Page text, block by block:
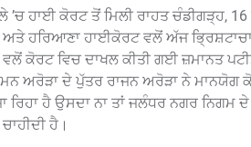
ਹਾਈ ਕੋਰਟ ਤੋਂ ਮਿਲੀ ਰਾਹਤ ਚੰਡੀਗੜ੍ਹ,
ਹਰਿਆਣਾ ਹਾਈਕੋਰਟ ਵਲੋਂ ਅੱਜ
ਕੋਰਟ ਵਿਚ ਦਾਖਲ ਕੀਤੀ ਗਈ ਜ਼ਮਾਨਤ
ਅਰੋੜਾ ਦੇ ਪੁੱਤਰ ਰਾਜਨ ਅਰੋੜਾ ਨੇ ਮਾਨਯੋਗ
ਹੈ ਉਸਦਾ ਨਾ ਤਾਂ ਜਲੰਧਰ ਨਗਰ ਨਿਗਮ
ਹੈ।